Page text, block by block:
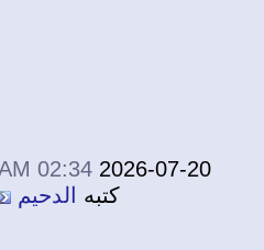
2026-07-20
02:34 AM
كتبهالدحيم